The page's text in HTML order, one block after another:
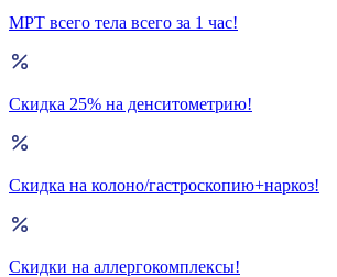
МРТ всего тела всего за 1 час!
Скидка 25% на денситометрию!
Скидка на колоно/гастроскопию+наркоз!
Скидки на аллергокомплексы!